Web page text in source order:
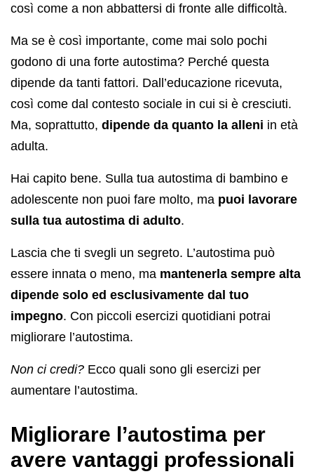
così come a non abbattersi di fronte alle difficoltà.
Ma se è così importante, come mai solo pochi
godono di una forte autostima? Perché questa
dipende da tanti fattori. Dall’educazione ricevuta,
così come dal contesto sociale in cui si è cresciuti.
Ma, soprattutto, dipende da quanto la alleni in età
adulta.
Hai capito bene. Sulla tua autostima di bambino e
adolescente non puoi fare molto, ma puoi lavorare
sulla tua autostima di adulto.
Lascia che ti svegli un segreto. L’autostima può
essere innata o meno, ma mantenerla sempre alta
dipende solo ed esclusivamente dal tuo
impegno. Con piccoli esercizi quotidiani potrai
migliorare l’autostima.
Non ci credi? Ecco quali sono gli esercizi per
aumentare l’autostima.
Migliorare l’autostima per
avere vantaggi professionali